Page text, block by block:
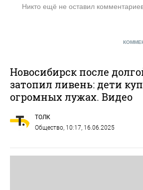
Никто ещё не оставил
Новосибирск после
затопил ливень: дети
огромных лужах. Видео
ТОЛК
Общество , 10:17, 16.06.2025